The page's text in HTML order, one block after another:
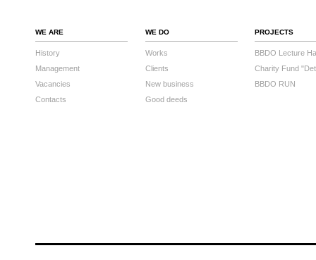
WE ARE
History
Management
Vacancies
Contacts
WE DO
Works
Clients
New business
Good deeds
PROJECTS
BBDO Lecture
Charity Fund
BBDO RUN